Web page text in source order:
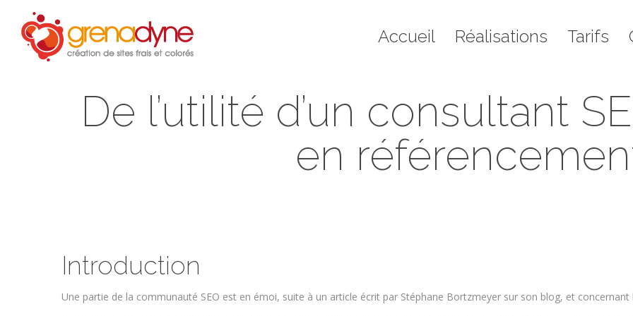
Accueil Réalisations Tarifs
De l’utilité d’un consultant
en
Introduction
Une partie de la communauté SEO est en émoi, suite à un article écrit par Stéphane Bortzmeyer sur son blog, et